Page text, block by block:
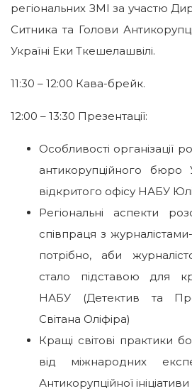
регіональних ЗМІ за участю
Ситника та Голови
Україні Еки Ткешелашвілі.
11:30 – 12:00 Кава-брейк.
12:00 – 13:30 Презентації:
Особливості організації
антикорупційного бюро
відкритого офісу НАБУ
Регіональні аспекти
співпраця з
потрібно, аби
стало підставою для
НАБУ (Детектив та
Світана Оліфіра)
Кращі світові практики
від міжнародних
Антикорупційної